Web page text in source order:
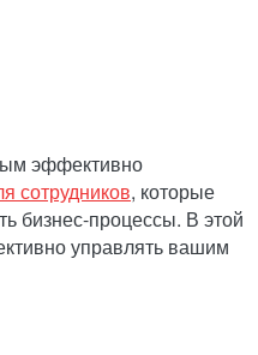
эффективно
сотрудников, которые
бизнес-процессы. В этой
управлять вашим